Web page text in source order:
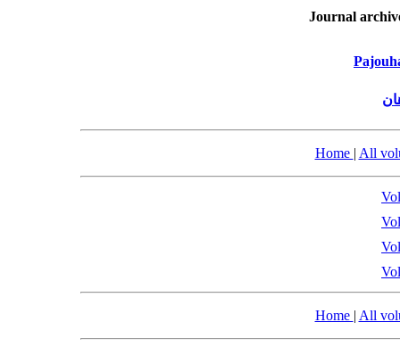
Journal
Home | All
Home | All